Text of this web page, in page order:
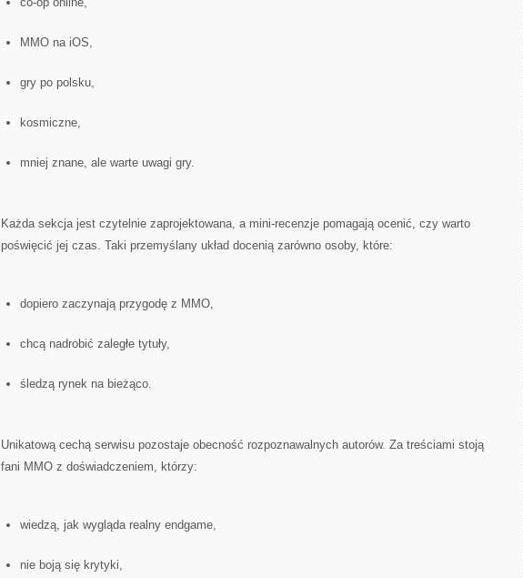
MMO na iOS,
gry po polsku,
kosmiczne,
mniej znane, ale warte uwagi gry.
Każda sekcja jest czytelnie zaprojektowana, a mini-recenzje pomagają ocenić, czy warto
poświęcić jej czas. Taki przemyślany układ docenią zarówno osoby, które:
dopiero zaczynają przygodę z MMO,
chcą nadrobić zaległe tytuły,
śledzą rynek na bieżąco.
Unikatową cechą serwisu pozostaje obecność rozpoznawalnych autorów. Za treściami stoją
fani MMO z doświadczeniem, którzy:
wiedzą, jak wygląda realny endgame,
nie boją się krytyki,